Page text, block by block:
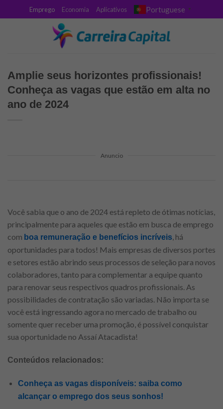
to
Emprego Economia Aplicativos Portuguese ▼
Amplie seus horizontes profissionais!
Conheça as vagas que estão em alta no
ano de 2024
Anuncio
Você sabia que o ano de 2024 está repleto de ótimas notícias,
principalmente para aqueles que estão em busca de emprego
com boa remuneração e benefícios incríveis, há
oportunidades para todos! Mais empresas de diversos portes
e setores estão abrindo seus processos de seleção para novos
colaboradores, tanto para complementar a equipe quanto
para renovar seus respectivos quadros profissionais. As
possibilidades de contratação são variadas. Não importa se
você está ingressando agora no mercado de trabalho ou
somente quer receber uma promoção, é possível conquistar
sua oportunidade no Assaí Atacadista!
Conteúdos relacionados:
Conheça as vagas disponíveis: saiba como
alcançar o emprego dos seus sonhos!